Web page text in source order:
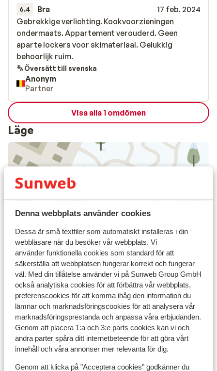
Denna webbplats använder cookies
Dessa är små textfiler som automatiskt installeras i din
webbläsare när du besöker vår webbplats. Vi
använder funktionella cookies som standard för att
säkerställa att webbplatsen fungerar korrekt och fungerar
väl. Med din tillåtelse använder vi på Sunweb Group GmbH
också analytiska cookies för att förbättra vår webbplats,
preferenscookies för att komma ihåg den information du
lämnar och marknadsföringscookies för att analysera vår
marknadsföringsprestanda och anpassa våra erbjudanden.
Genom att placera 1:a och 3:e parts cookies kan vi och
andra parter spåra ditt internetbeteende för att göra vårt
innehåll och våra annonser mer relevanta för dig.
Genom att klicka på "Acceptera cookies" godkänner du
6.4 Bra
17 feb. 2024
Gebrekkige verlichting. Kookvoorzieningen
ondermaats. Appartement verouderd. Geen
aparte lockers voor skimateriaal. Gelukkig
behoorlijk ruim.
Gebrekkige verlichting. Kookvoorzieningen
ondermaats. Appartement verouderd. Geen
aparte lockers voor skimateriaal. Gelukkig
behoorlijk ruim.
Översätt till svenska
Anonym
Partner
Visa alla 1 omdömen
Läge
I området
Avstånd till centrum: ca 2,6 km
Avstånd till flygplats ca 115 km
Avstånd till busshållplats ca 1 km
Avstånd till pist ca 50 m
Avstånd till skidlift ca 50 m
Närmaste butiker ca 200 m
Lugnt läge
Liftkort/Utrustning/Skidskola